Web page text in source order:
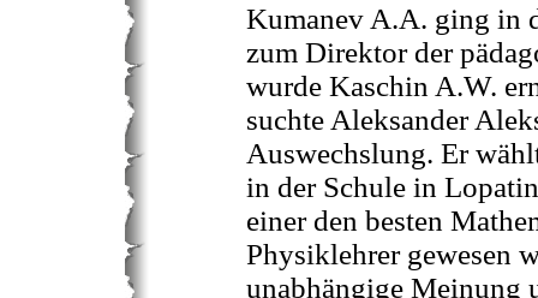
Kumanev A.A. ging in
zum Direktor der
wurde Kaschin A.W.
suchte Aleksander
Auswechslung. Er
in der Schule in
einer den besten
Physiklehrer gewesen
unabhängige Meinung